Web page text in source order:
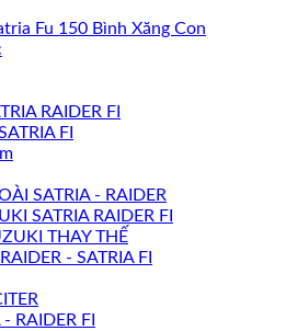
là: Fu 150 Bình Xăng Con
RAIDER FI
FI
SATRIA - RAIDER
SATRIA RAIDER FI
THAY THẾ
- SATRIA FI
RAIDER FI